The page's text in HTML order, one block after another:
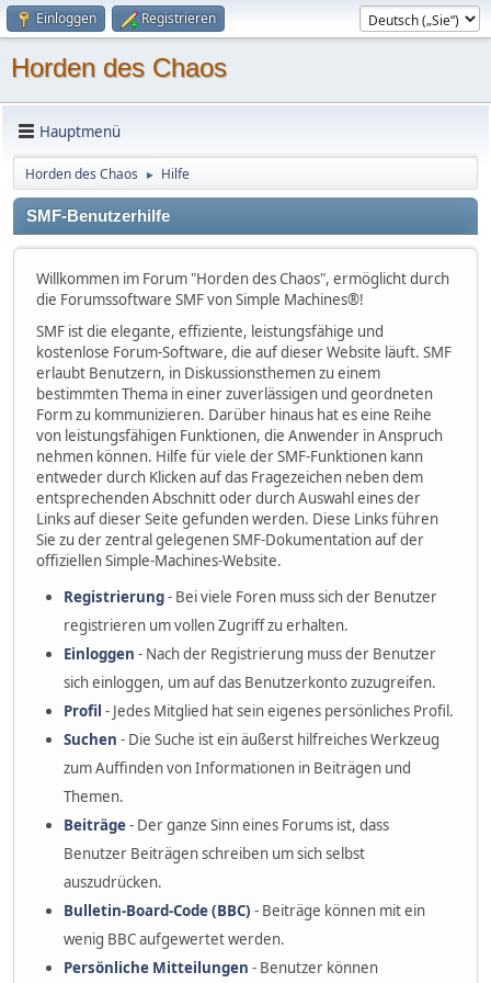
Einloggen Registrieren
Horden des Chaos
Hauptmenü
Horden des Chaos ► Hilfe
SMF-Benutzerhilfe
Willkommen im Forum "Horden des Chaos", ermöglicht durch
die Forumssoftware SMF von Simple Machines®!
SMF ist die elegante, effiziente, leistungsfähige und
kostenlose Forum-Software, die auf dieser Website läuft. SMF
erlaubt Benutzern, in Diskussionsthemen zu einem
bestimmten Thema in einer zuverlässigen und geordneten
Form zu kommunizieren. Darüber hinaus hat es eine Reihe
von leistungsfähigen Funktionen, die Anwender in Anspruch
nehmen können. Hilfe für viele der SMF-Funktionen kann
entweder durch Klicken auf das Fragezeichen neben dem
entsprechenden Abschnitt oder durch Auswahl eines der
Links auf dieser Seite gefunden werden. Diese Links führen
Sie zu der zentral gelegenen SMF-Dokumentation auf der
offiziellen Simple-Machines-Website.
Registrierung- Bei viele Foren muss sich der Benutzer
registrieren um vollen Zugriff zu erhalten.
Einloggen - Nach der Registrierung muss der Benutzer
sich einloggen, um auf das Benutzerkonto zuzugreifen.
Profil - Jedes Mitglied hat sein eigenes persönliches Profil.
Suchen - Die Suche ist ein äußerst hilfreiches Werkzeug
zum Auffinden von Informationen in Beiträgen und
Themen.
Beiträge- Der ganze Sinn eines Forums ist, dass
Benutzer Beiträgen schreiben um sich selbst
auszudrücken.
Bulletin-Board-Code (BBC) - Beiträge können mit ein
wenig BBC aufgewertet werden.
Persönliche Mitteilungen - Benutzer können